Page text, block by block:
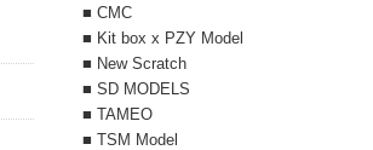
■ CMC
■ Kit box x PZY Model
■ New Scratch
■ SD MODELS
■ TAMEO
■ TSM Model